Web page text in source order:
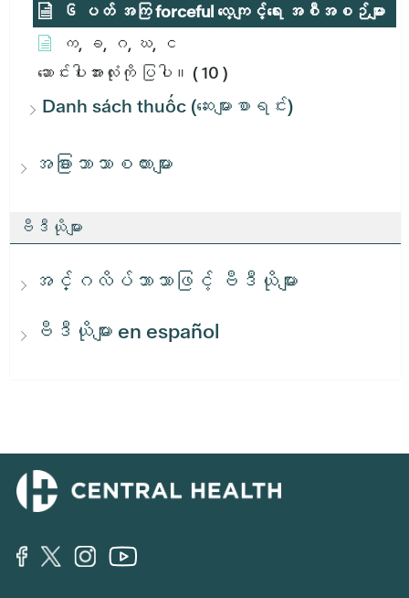
၆ ပတ် အကြ forceful လေ့ကျင့်ရေး အစီအစဉ်များ
က, ခ, ဂ, ဃ, င
ဆောင်းပါးအားလုံးကို ပြပါ။ ( 10 )
Danh sách thuốc (ဆေးများစာရင်း)
အခြားဘာသာစကားများ
ဗီဒီယိုများ
အင်္ဂလိပ်ဘာသာဖြင့် ဗီဒီယိုများ
ဗီဒီယိုများ en español